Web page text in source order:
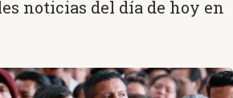
noticias del día de hoy en